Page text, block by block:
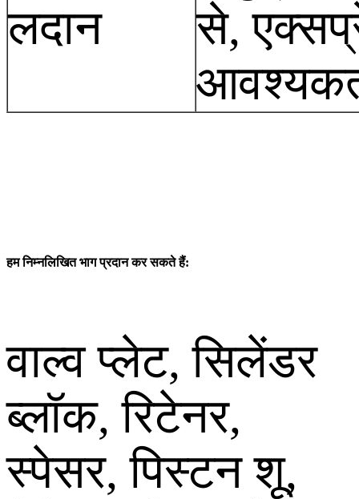
लदान
से,
हम निम्नलिखित भाग प्रदान कर सकते हैं:
वाल्व प्लेट, सिलेंडर
ब्लॉक, रिटेनर,
स्पेसर, पिस्टन शू,